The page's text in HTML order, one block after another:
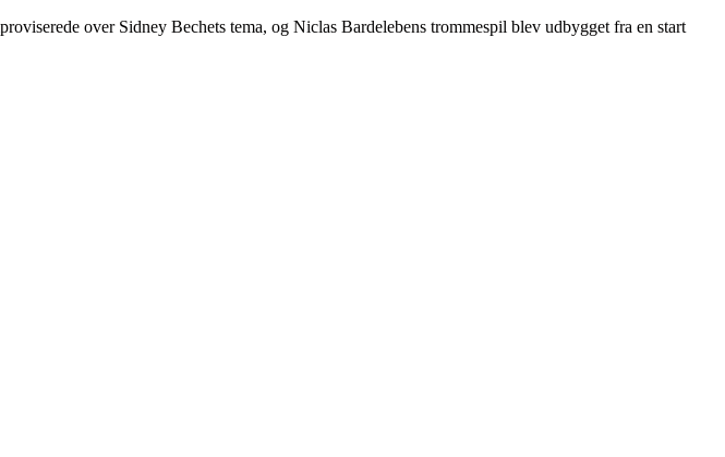
over Sidney Bechets tema, og Niclas Bardelebens trommespil blev udbygget fra en start